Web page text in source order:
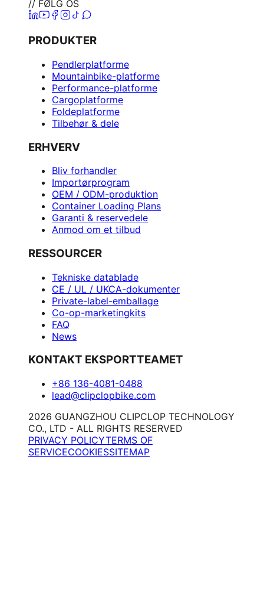
// FØLG OS
PRODUKTER
Pendlerplatforme
Mountainbike-platforme
Performance-platforme
Cargoplatforme
Foldeplatforme
Tilbehør & dele
ERHVERV
Bliv forhandler
Importørprogram
OEM / ODM-produktion
Container Loading Plans
Garanti & reservedele
Anmod om et tilbud
RESSOURCER
Tekniske datablade
CE / UL / UKCA-dokumenter
Private-label-emballage
Co-op-marketingkits
FAQ
News
KONTAKT EKSPORTTEAMET
+86 136-4081-0488
lead@clipclopbike.com
2026 GUANGZHOU CLIPCLOP TECHNOLOGY
CO., LTD - ALL RIGHTS RESERVED
PRIVACY POLICYTERMS OF
SERVICECOOKIESSITEMAP